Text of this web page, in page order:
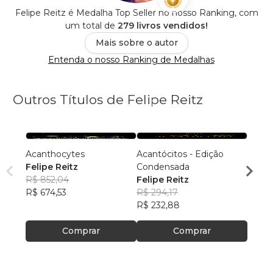
Felipe Reitz é Medalha Top Seller no nosso Ranking, com
um total de 279 livros vendidos!
Mais sobre o autor
Entenda o nosso Ranking de Medalhas
Outros Títulos de Felipe Reitz
Acanthocytes
Felipe Reitz
R$ 852,04
R$ 674,53
Comprar
Acantócitos - Edição
Condensada
Felipe Reitz
R$ 294,17
R$ 232,88
Comprar